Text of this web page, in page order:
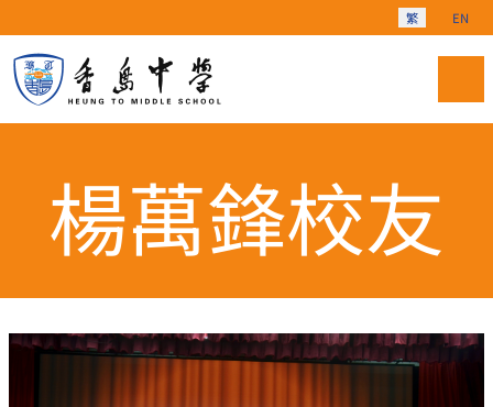
選擇你的語言
繁 EN
楊萬鋒校友